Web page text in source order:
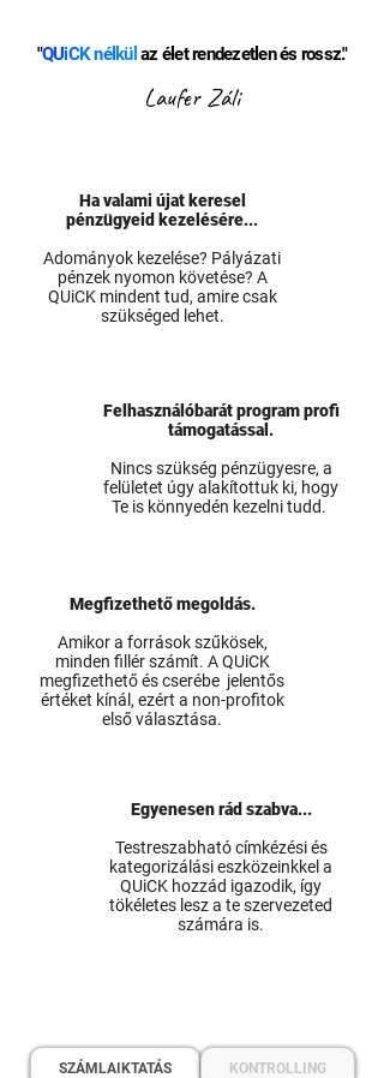
"QUiCKnél kül az élet rendezetlen és rossz."
Laufer Záli
Ha valami újat keresel
pénzügyeid kezelésére...​
Adományok kezelése? Pályázati
pénzek nyomon követése? A
QUiCK mindent tud, amire csak
szükséged lehet.
Felhasználóbarát program profi
támogatással.
Nincs szükség pénzügyesre, a
felületet úgy alakítottuk ki, hogy
Te is könnyedén kezelni tudd.
Megfizethető megoldás.
Amikor a források szűkösek,
minden fillér számít. A QUiCK
megfizethető és cserébe jelentős
értéket kínál, ezért a non-profitok
első választása.
Egyenesen rád szabva...
Testreszabható címkézési és
kategorizálási eszközeinkkel a
QUiCK hozzád igazodik, így
tökéletes lesz a te szervezeted
számára is.
SZÁMLAIKTATÁS KONTROLLING